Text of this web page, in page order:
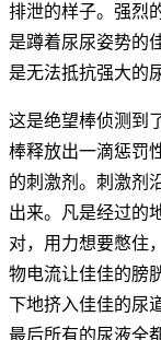
排泄的样子。强烈
是蹲着尿尿姿势的
是无法抵抗强大的
这是绝望棒侦测到
棒释放出一滴惩罚
的刺激剂。刺激剂
出来。凡是经过的
对，用力想要憋住
物电流让佳佳的膀
下地挤入佳佳的尿
最后所有的尿液全